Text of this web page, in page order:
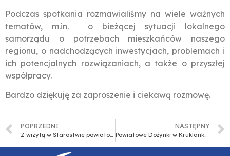
Podczas spotkania rozmawialiśmy na wiele ważnych
tematów, m.in. o bieżącej sytuacji lokalnego
samorządu o potrzebach mieszkańców naszego
regionu, o nadchodzących inwestycjach, problemach i
ich potencjalnych rozwiązaniach, a także o przyszłej
współpracy.
Bardzo dziękuję za zaproszenie i ciekawą rozmowę.
POPRZEDNI
Z wizytą w Starostwie powiatowym w Piszu
NASTĘPNY
Powiatowe Dożynki w Kruklankach